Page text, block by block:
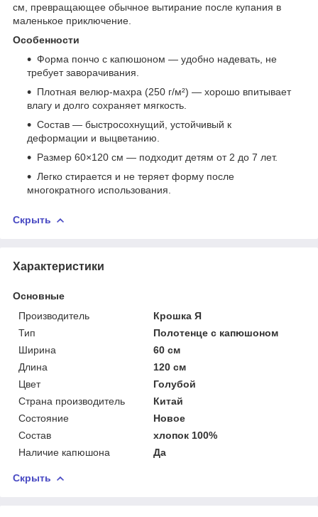
см, превращающее обычное вытирание после купания в
маленькое приключение.
Особенности
Форма пончо с капюшоном — удобно надевать, не
требует заворачивания.
Плотная велюр-махра (250 г/м²) — хорошо впитывает
влагу и долго сохраняет мягкость.
Состав — быстросохнущий, устойчивый к
деформации и выцветанию.
Размер 60×120 см — подходит детям от 2 до 7 лет.
Легко стирается и не теряет форму после
многократного использования.
Скрыть
Характеристики
Основные
Производитель
Крошка Я
Тип
Полотенце с капюшоном
Ширина
60 см
Длина
120 см
Цвет
Голубой
Страна производитель
Китай
Состояние
Новое
Состав
хлопок 100%
Наличие капюшона
Да
Скрыть